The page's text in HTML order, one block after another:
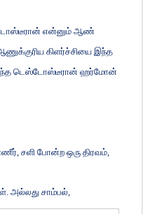
என்னும் ஆண்
கிளர்ச்சியை இந்த
டெஸ்டோஸ்டீரான் ஹர்மோன்
, சளி போன்ற ஒரு திரவம்,
அல்லது சாம்பல்,